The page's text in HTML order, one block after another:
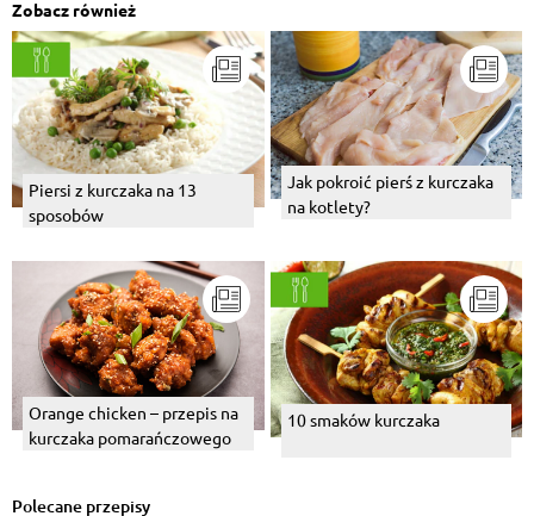
Zobacz również
Piersi z kurczaka na 13
sposobów
Jak pokroić pierś z kurczaka
na kotlety?
Orange chicken – przepis na
kurczaka pomarańczowego
10 smaków kurczaka
Polecane przepisy